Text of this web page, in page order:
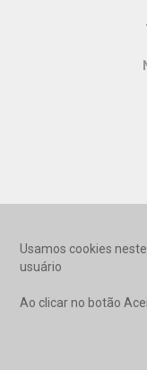
Usamos cookies
usuário
Ao clicar no botão